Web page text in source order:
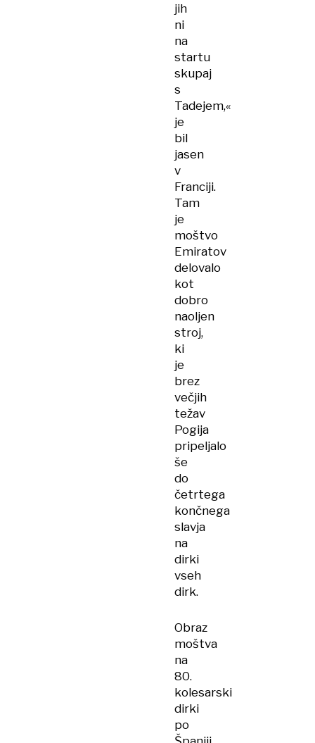
jih
ni
na
startu
skupaj
s
Tadejem,«
je
bil
jasen
v
Franciji.
Tam
je
moštvo
Emiratov
delovalo
kot
dobro
naoljen
stroj,
ki
je
brez
večjih
težav
Pogija
pripeljalo
še
do
četrtega
končnega
slavja
na
dirki
vseh
dirk.
Obraz
moštva
na
80.
kolesarski
dirki
po